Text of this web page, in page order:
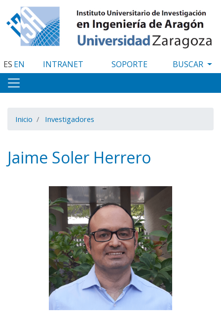
al
contenido
principal
ES EN INTRANET SOPORTE
Inicio Investigadores
Jaime Soler Herrero